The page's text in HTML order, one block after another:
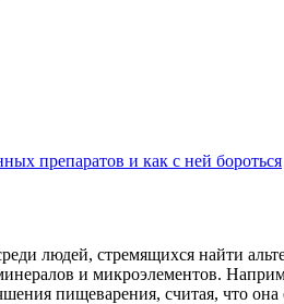
препаратов и как с ней бороться
людей, стремящихся найти
и микроэлементов.
пищеварения, считая, что